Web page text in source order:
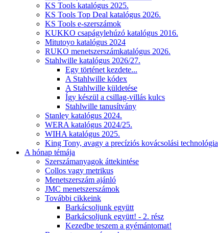
KS Tools katalógus 2025.
KS Tools Top Deal katalógus 2026.
KS Tools e-szerszámok
KUKKO csapágylehúzó katalógus 2016.
Mitutoyo katalógus 2024
RUKO menetszerszámkatalógus 2026.
Stahlwille katalógus 2026/27.
Egy történet kezdete...
A Stahlwille kódex
A Stahlwille küldetése
Így készül a csillag-villás kulcs
Stahlwille tanusítvány
Stanley katalógus 2024.
WERA katalógus 2024/25.
WIHA katalógus 2025.
King Tony, avagy a precíziós kovácsolási technológia
A hónap témája
Szerszámanyagok áttekintése
Collos vagy metrikus
Menetszerszám ajánló
JMC menetszerszámok
További cikkeink
Barkácsoljunk együtt
Barkácsoljunk együtt! - 2. rész
Kezedbe teszem a gyémántomat!